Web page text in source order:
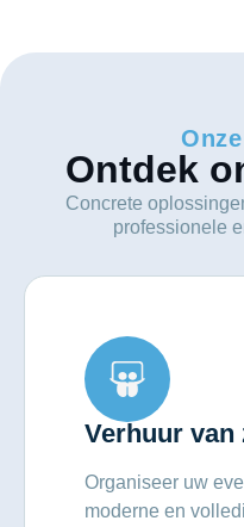
Ontdek
Concrete
professionele
Verhuur van
Organiseer uw
moderne en